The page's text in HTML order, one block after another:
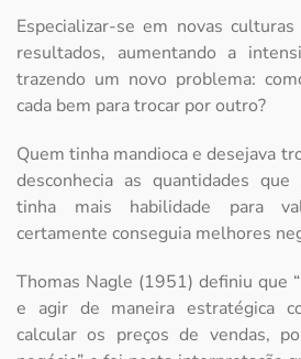
Especializar-se em novas
resultados, aumentando a
trazendo um novo problema:
cada bem para trocar por outro?
Quem tinha mandioca e desejava
desconhecia as quantidades
tinha mais habilidade para
certamente conseguia melhores
Thomas Nagle (1951) definiu que
e agir de maneira estratégica
calcular os preços de vendas,